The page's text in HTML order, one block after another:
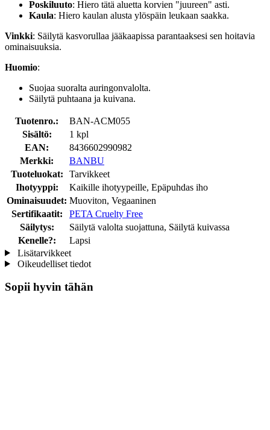
Poskiluuto: Hiero tätä aluetta korvien "juureen" asti.
Kaula: Hiero kaulan alusta ylöspäin leukaan saakka.
Vinkki: Säilytä kasvorullaa jääkaapissa parantaaksesi sen hoitavia
ominaisuuksia.
Huomio:
Suojaa suoralta auringonvalolta.
Säilytä puhtaana ja kuivana.
Tuotenro.:
BAN-ACM055
Sisältö:
1 kpl
EAN:
8436602990982
Merkki:
BANBU
Tuoteluokat:
Tarvikkeet
Ihotyyppi:
Kaikille ihotyypeille, Epäpuhdas iho
Ominaisuudet: Muoviton, Vegaaninen
Sertifikaatit:
PETA Cruelty Free
Säilytys:
Säilytä valolta suojattuna, Säilytä kuivassa
Kenelle?:
Lapsi
Lisätarvikkeet
Oikeudelliset tiedot
Sopii hyvin tähän